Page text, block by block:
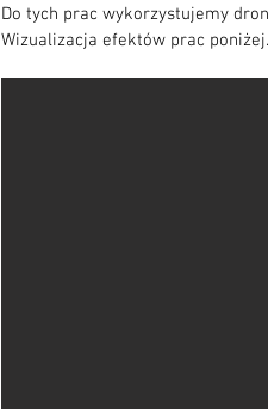
Do tych prac wykorzystujemy
Wizualizacja efektów prac poniżej.